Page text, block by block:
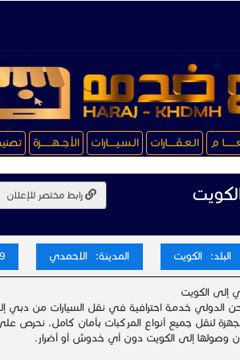
م الـعـقـــــارات الـسـيـــــارات الأجــهـــــــزة
رابط مختصر للإعلان
البلد: الكويت المدينة: الاحمدي
إلى الكويت
خدمة احترافية في نقل السيارات من دبي
لنقل جميع أنواع المركبات بأمان كامل. نحرص على
وصولها إلى الكويت دون أي خدوش أو أضرار.